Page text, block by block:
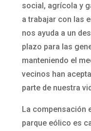
social, agrícola y
a trabajar con las
nos ayuda a un
plazo para las
manteniendo el
vecinos han
parte de nuestra
La compensación
parque eólico es